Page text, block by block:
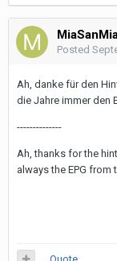
Posted
Ah, danke für den
die Jahre immer den
--------------
Ah, thanks for the
always the EPG from